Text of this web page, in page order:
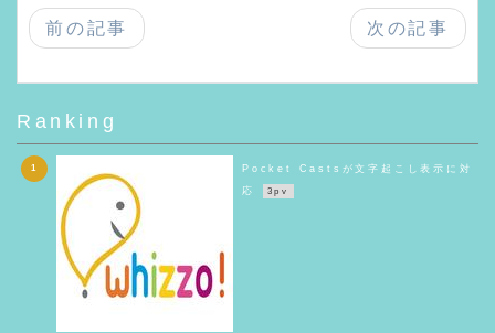
前の記事 次の記事
Ranking
1
Pocket Castsが文字起こし表示に対
応
3pv